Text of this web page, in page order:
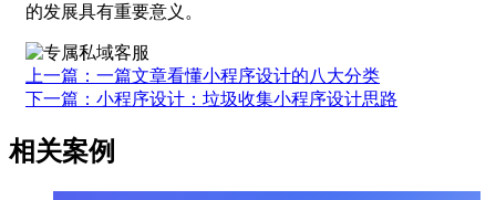
的发展具有重要意义。
上一篇：一篇文章看懂小程序设计的八大分类
下一篇：小程序设计：垃圾收集小程序设计思路
相关案例